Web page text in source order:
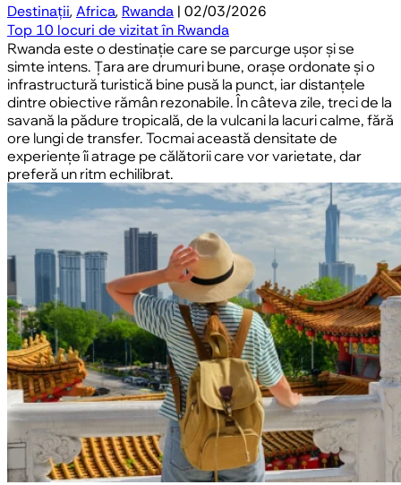
Destinații,Africa, Rwanda | 02/03/2026
Top 10 locuri de vizitat în Rwanda
Rwanda este o destinație care se parcurge ușor și se
simte intens. Țara are drumuri bune, orașe ordonate și o
infrastructură turistică bine pusă la punct, iar distanțele
dintre obiective rămân rezonabile. În câteva zile, treci de la
savană la pădure tropicală, de la vulcani la lacuri calme, fără
ore lungi de transfer. Tocmai această densitate de
experiențe îi atrage pe călătorii care vor varietate, dar
preferă un ritm echilibrat.